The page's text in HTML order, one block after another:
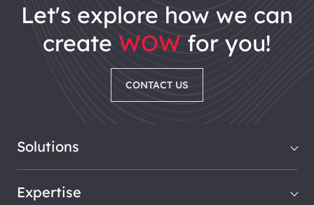
let's explore how we can
create WOW for you!
CONTACT US
Solutions
Expertise